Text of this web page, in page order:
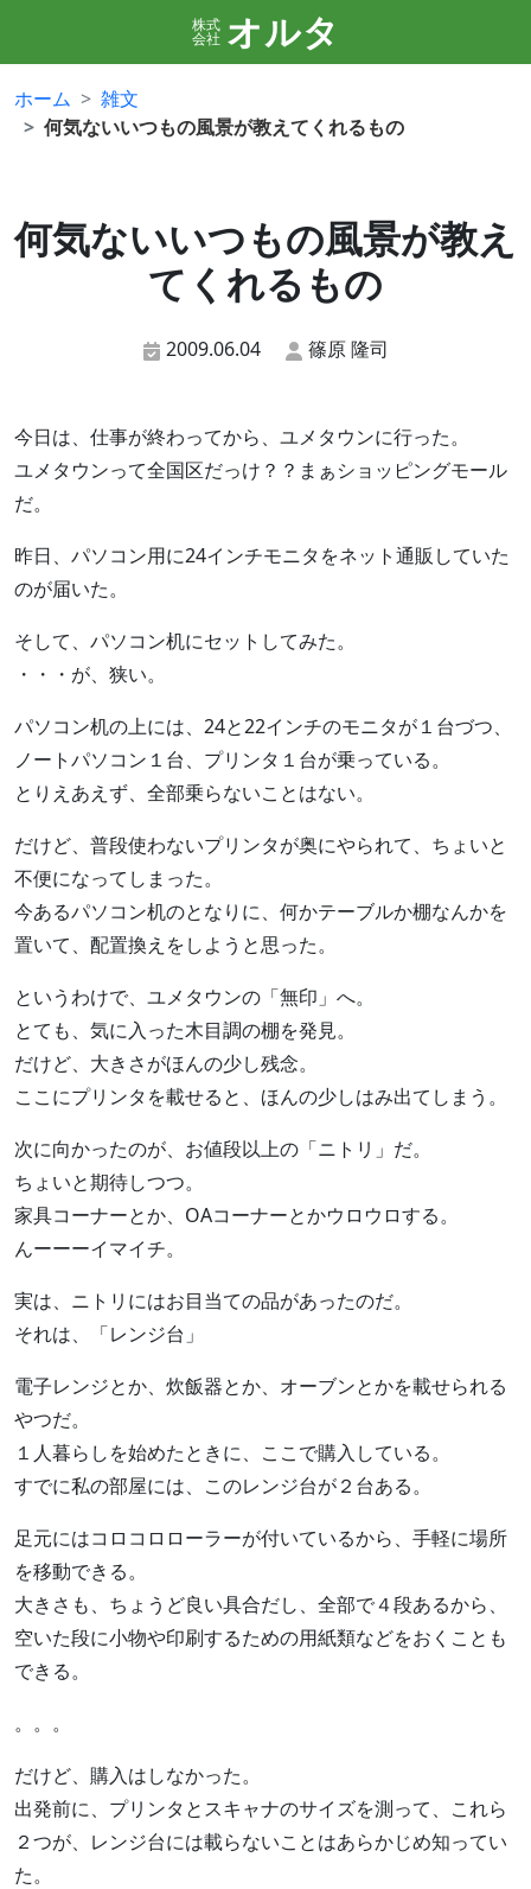
株式
会社 オルタ
ホーム
雑文
何気ないいつもの風景が教えてくれるもの
何気ないいつもの風景が教え
てくれるもの
2009.06.04 篠原 隆司
今日は、仕事が終わってから、ユメタウンに行った。
ユメタウンって全国区だっけ？？まぁショッピングモール
だ。
昨日、パソコン用に24インチモニタをネット通販していた
のが届いた。
そして、パソコン机にセットしてみた。
・・・が、狭い。
パソコン机の上には、24と22インチのモニタが１台づつ、
ノートパソコン１台、プリンタ１台が乗っている。
とりえあえず、全部乗らないことはない。
だけど、普段使わないプリンタが奥にやられて、ちょいと
不便になってしまった。
今あるパソコン机のとなりに、何かテーブルか棚なんかを
置いて、配置換えをしようと思った。
というわけで、ユメタウンの「無印」へ。
とても、気に入った木目調の棚を発見。
だけど、大きさがほんの少し残念。
ここにプリンタを載せると、ほんの少しはみ出てしまう。
次に向かったのが、お値段以上の「ニトリ」だ。
ちょいと期待しつつ。
家具コーナーとか、OAコーナーとかウロウロする。
んーーーイマイチ。
実は、ニトリにはお目当ての品があったのだ。
それは、「レンジ台」
電子レンジとか、炊飯器とか、オーブンとかを載せられる
やつだ。
１人暮らしを始めたときに、ここで購入している。
すでに私の部屋には、このレンジ台が２台ある。
足元にはコロコロローラーが付いているから、手軽に場所
を移動できる。
大きさも、ちょうど良い具合だし、全部で４段あるから、
空いた段に小物や印刷するための用紙類などをおくことも
できる。
。。。
だけど、購入はしなかった。
出発前に、プリンタとスキャナのサイズを測って、これら
２つが、レンジ台には載らないことはあらかじめ知ってい
た。